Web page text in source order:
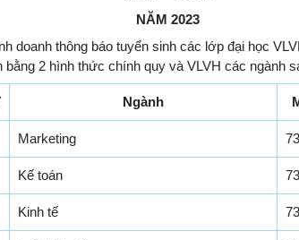
NĂM 2023
doanh thông báo tuyển sinh các lớp đại học
bằng 2 hình thức chính quy và VLVH các ngành
Ngành
Marketing
Kế toán
Kinh tế